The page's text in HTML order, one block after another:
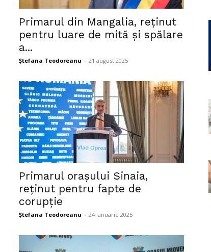
Primarul din Mangalia, reținut
pentru luare de mită și spălare
a...
Ștefana Teodoreanu - 21 august 2025
Primarul orașului Sinaia,
reținut pentru fapte de
corupție
Ștefana Teodoreanu - 24 ianuarie 2025